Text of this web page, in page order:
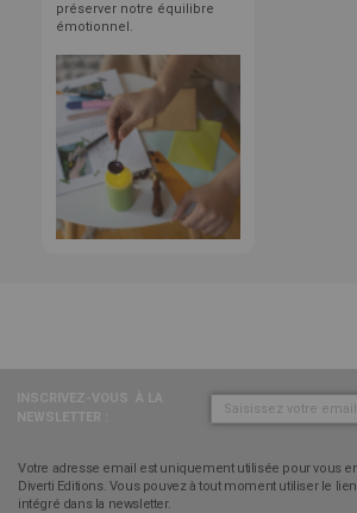
préserver notre équilibre
émotionnel.
Votre adresse email est uniquement utilisée pour vous
Diverti Editions. Vous pouvez à tout moment utiliser le
intégré dans la newsletter.